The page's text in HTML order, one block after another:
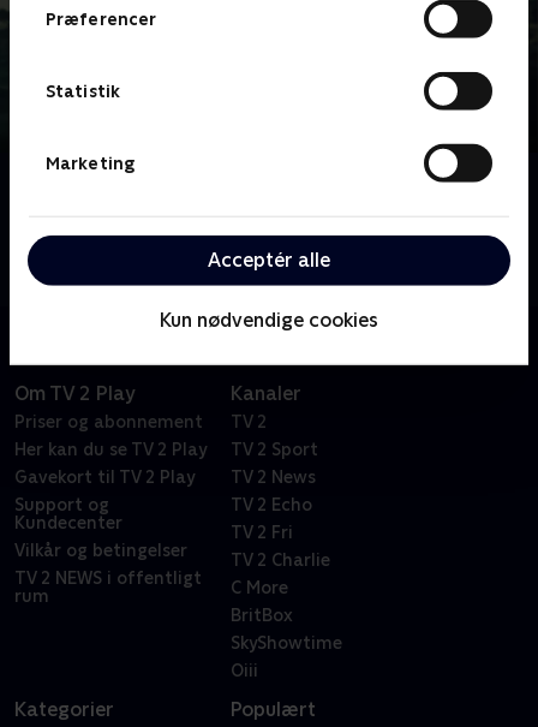
Præferencer
Statistik
Marketing
Acceptér alle
Kun nødvendige cookies
assistent efterforsker mord begået rundt i hele
Midsomer-regionen.
Om TV 2 Play
Priser og abonnement
Her kan du se TV 2 Play
Gavekort til TV 2 Play
Support og
Kundecenter
Vilkår og betingelser
TV 2 NEWS i offentligt
rum
Kanaler
TV 2
TV 2 Sport
TV 2 News
TV 2 Echo
TV 2 Fri
TV 2 Charlie
C More
BritBox
SkyShowtime
Oiii
Kategorier Populært